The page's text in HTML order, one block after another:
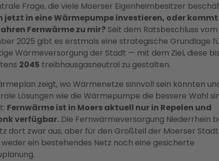
Frage, die viele Moerser Eigenheimbesitzer
jetzt in eine Wärmepumpe investieren, oder kommt
Fernwärme zu mir?Seit dem Ratsbeschluss vom
2025 gibt es erstmals eine strategische Grundlage
Wärmeversorgung der Stadt — mit dem Ziel, diese
2045 treibhausgasneutral zu gestalten.
zeigt, wo Wärmenetze sinnvoll sein könnten
Lösungen wie die Wärmepumpe die bessere Wahl
Fernwärme ist in Moers aktuell nur in Repelen und
verfügbar.Die Fernwärmeversorgung Niederrhein
dort zwar aus, aber für den Großteil der Moerser
ein bestehendes Netz noch eine gesicherte